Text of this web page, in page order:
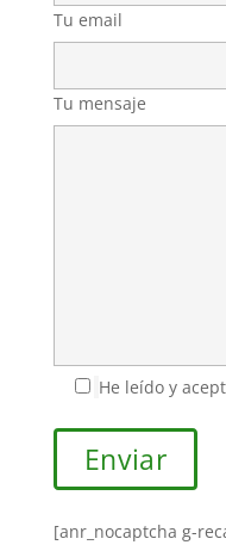
Tu email
Tu mensaje
He leído y
[anr_nocaptcha g-